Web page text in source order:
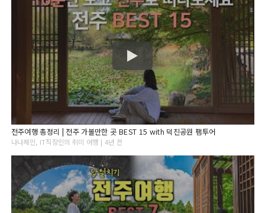
전주여행 총정리 | 전주 가볼만한 곳 BEST 15 with 덕진공원 팸투어
나나제인, IT직장인의 취미 여행 | 4년 전